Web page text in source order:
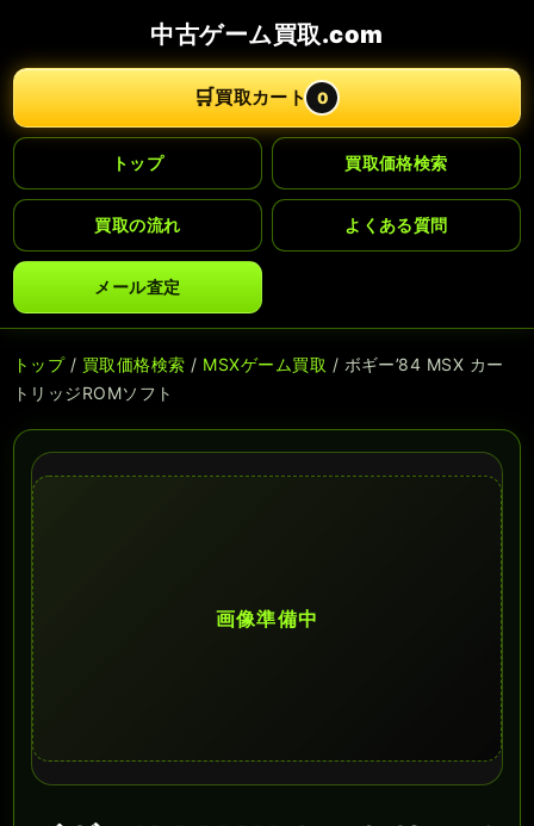
中古ゲーム買取.com
🛒買取カート 0
トップ 買取価格検索
買取の流れ よくある質問
メール査定
トップ/ 買取価格検索 / MSXゲーム買取 / ボギー’84 MSX カー
トリッジROMソフト
画像準備中